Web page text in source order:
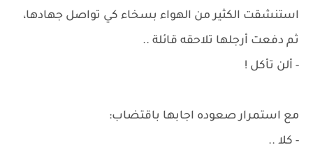
استنشقت الكثير من الهواء بسخاء كي تواصل جهادها،
ثم دفعت أرجلها تلاحقه قائلة ..
- ألن تأكل !
مع استمرار صعوده اجابها باقتضاب:
- كلا ..